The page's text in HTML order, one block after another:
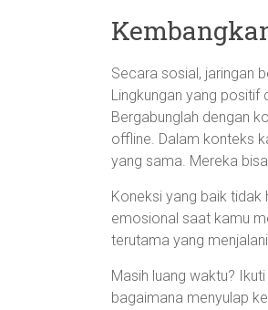
Secara sosial, jaringan
Lingkungan yang
Bergabunglah dengan
offline. Dalam konteks
yang sama. Mereka
Koneksi yang baik tidak
emosional saat kamu
terutama yang
Masih luang waktu? Ikuti
bagaimana menyulap